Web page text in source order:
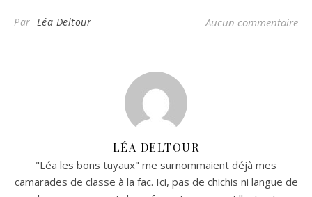
Par Léa Deltour Aucun commentaire
LÉA DELTOUR
"Léa les bons tuyaux" me surnommaient déjà mes
camarades de classe à la fac. Ici, pas de chichis ni langue de